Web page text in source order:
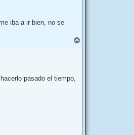
iba a ir bien, no se
r
pasado el tiempo,